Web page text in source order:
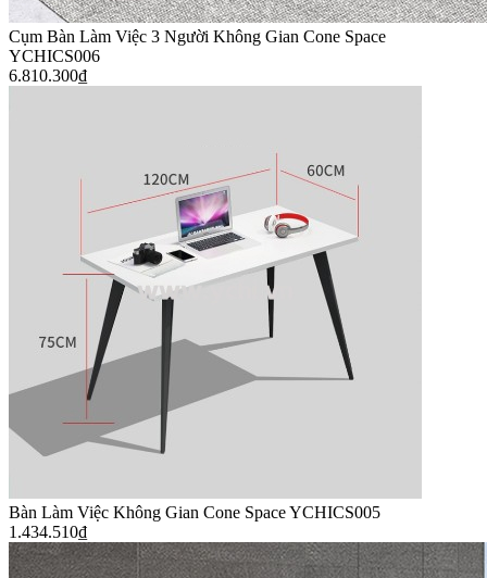
Cụm Bàn Làm Việc 3 Người Không Gian Cone Space
YCHICS006
6.810.300₫
Bàn Làm Việc Không Gian Cone Space YCHICS005
1.434.510₫